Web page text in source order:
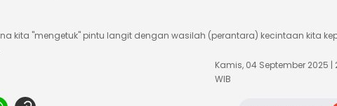
kita "mengetuk" pintu langit dengan wasilah (perantara) kecintaan kita
Kamis, 04 September 2025 |
WIB